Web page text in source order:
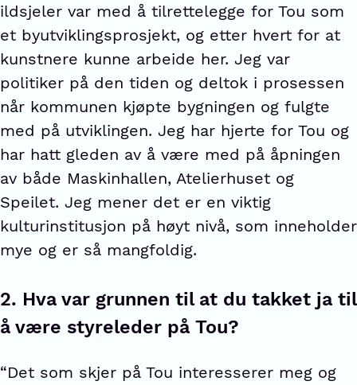
ildsjeler var med å tilrettelegge for Tou som
et byutviklingsprosjekt, og etter hvert for at
kunstnere kunne arbeide her. Jeg var
politiker på den tiden og deltok i prosessen
når kommunen kjøpte bygningen og fulgte
med på utviklingen. Jeg har hjerte for Tou og
har hatt gleden av å være med på åpningen
av både Maskinhallen, Atelierhuset og
Speilet. Jeg mener det er en viktig
kulturinstitusjon på høyt nivå, som inneholder
mye og er så mangfoldig.
2. Hva var grunnen til at du takket ja til
å være styreleder på Tou?
“Det som skjer på Tou interesserer meg og